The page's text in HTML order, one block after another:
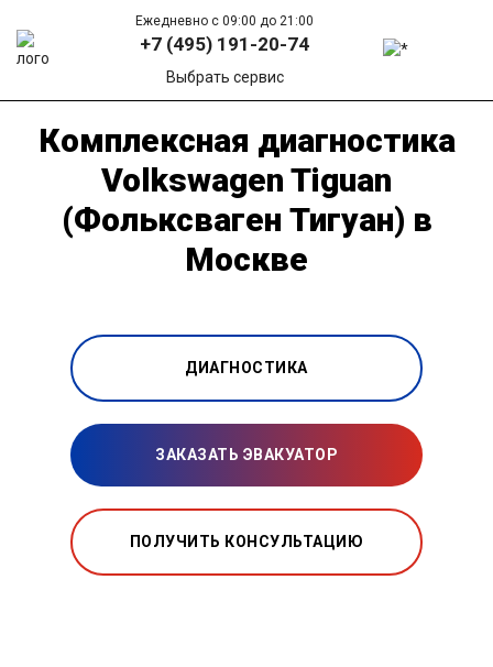
Ежедневно с 09:00 до 21:00
+7 (495) 191-20-74
Выбрать сервис
Комплексная диагностика
Volkswagen Tiguan
(Фольксваген Тигуан) в
Москве
ДИАГНОСТИКА
ЗАКАЗАТЬ ЭВАКУАТОР
ПОЛУЧИТЬ КОНСУЛЬТАЦИЮ